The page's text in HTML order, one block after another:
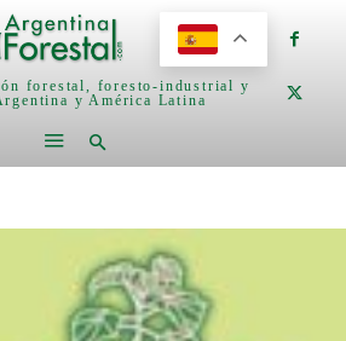
forestal, foresto-industrial y
y América Latina